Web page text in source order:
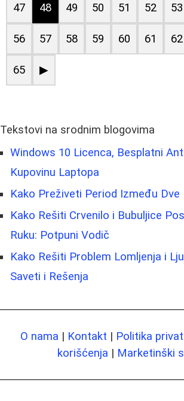
47 48 49 50 51 52 53
56 57 58 59 60 61 62
65 ▶
Tekstovi na srodnim blogovima
Windows 10 Licenca, Besplatni
Kupovinu Laptopa
Kako Preživeti Period Između Dve
Kako Rešiti Crvenilo i Bubuljice
Ruku: Potpuni Vodič
Kako Rešiti Problem Lomljenja i
Saveti i Rešenja
O nama | Kontakt | Politika
korišćenja | Marketinški